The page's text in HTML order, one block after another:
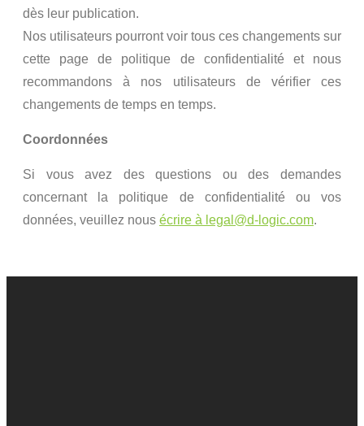
dès leur publication.
Nos utilisateurs pourront voir tous ces changements sur
cette page de politique de confidentialité et nous
recommandons à nos utilisateurs de vérifier ces
changements de temps en temps.
Coordonnées
Si vous avez des questions ou des demandes
concernant la politique de confidentialité ou vos
données, veuillez nous écrire à legal@d-logic.com.